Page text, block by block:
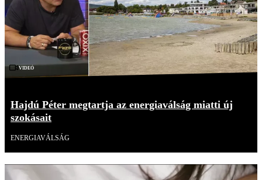
Videó
Hajdú Péter megtartja az energiaválság miatti új
szokásait
ENERGIAVÁLSÁG